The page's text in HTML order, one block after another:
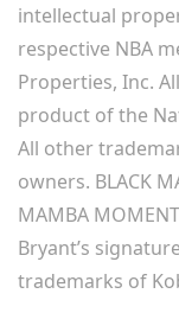
intellectual
respective NBA
Properties, Inc.
product of the
All other
owners. BLACK
MAMBA
Bryant’s
trademarks of